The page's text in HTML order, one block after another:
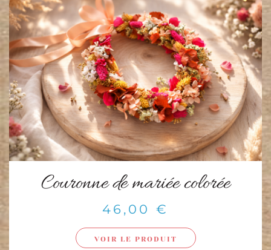
Couronne de mariée colorée
46,00 €
VOIR LE PRODUIT